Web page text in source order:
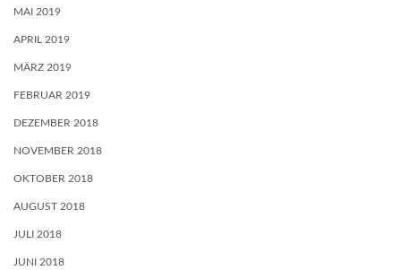
MAI 2019
APRIL 2019
MÄRZ 2019
FEBRUAR 2019
DEZEMBER 2018
NOVEMBER 2018
OKTOBER 2018
AUGUST 2018
JULI 2018
JUNI 2018